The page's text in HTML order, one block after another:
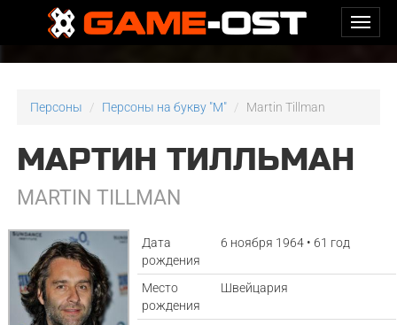
Персоны Персоны на букву "M" Martin Tillman
МАРТИН ТИЛЛЬМАН
MARTIN TILLMAN
Дата
рождения
6 ноября 1964 • 61 год
Место
рождения
Швейцария